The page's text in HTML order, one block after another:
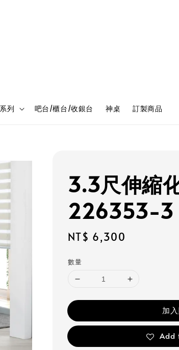
列 吧台/櫃台/收銀台 神桌 訂製商品
3.3尺伸縮
226353-3
Regular
NT$ 6,300
數量
加
Add